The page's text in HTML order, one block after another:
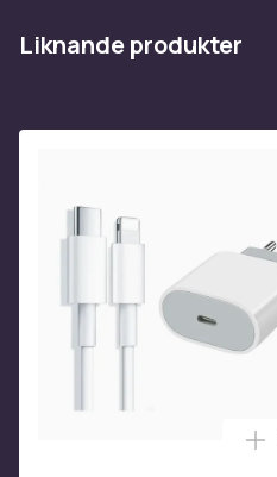
Liknande produkter